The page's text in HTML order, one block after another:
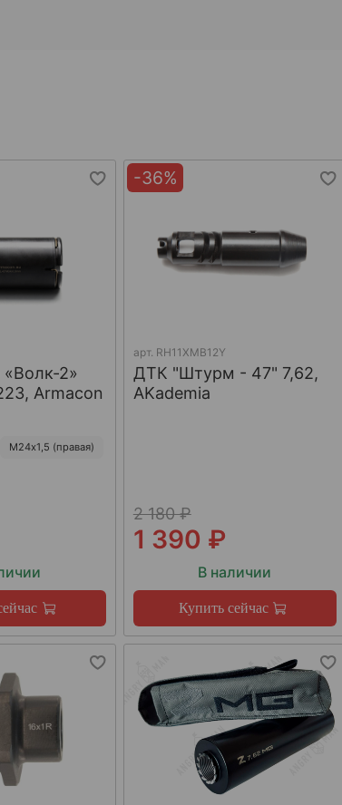
2»
Armacon
М24х1,5 (правая)
-36%
арт. RH11XMB12Y
ДТК "Штурм - 47" 7,62,
AKademia
2 180 ₽
1 390 ₽
В наличии
Купить сейчас